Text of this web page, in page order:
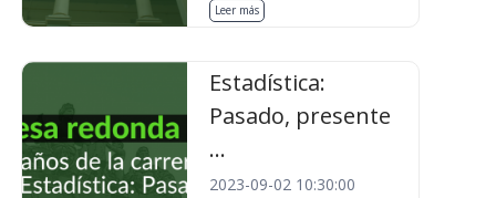
Leer más
Estadística:
Pasado, presente
...
2023-09-02 10:30:00